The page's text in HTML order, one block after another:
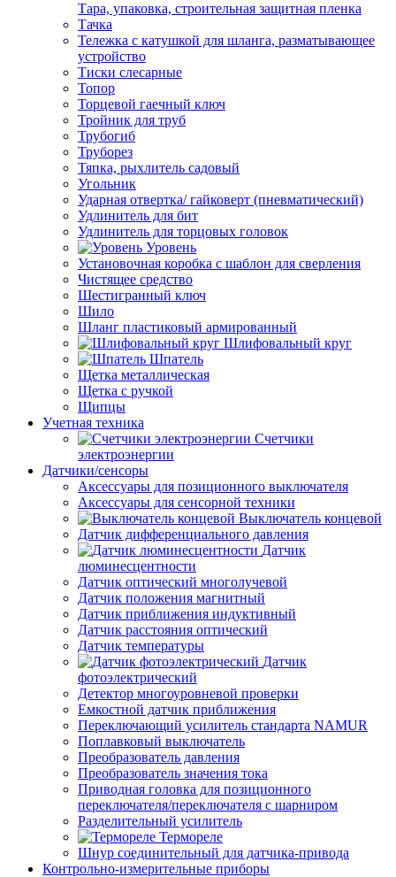
Тара, упаковка, строительная защитная пленка
Тачка
Тележка с катушкой для шланга, разматывающее
устройство
Тиски слесарные
Топор
Торцевой гаечный ключ
Тройник для труб
Трубогиб
Труборез
Тяпка, рыхлитель садовый
Угольник
Ударная отвертка/ гайковерт (пневматический)
Удлинитель для бит
Удлинитель для торцовых головок
Уровень
Установочная коробка с шаблон для сверления
Чистящее средство
Шестигранный ключ
Шило
Шланг пластиковый армированный
Шлифовальный круг
Шпатель
Щетка металлическая
Щетка с ручкой
Щипцы
Учетная техника
Счетчики
электроэнергии
Датчики/сенсоры
Аксессуары для позиционного выключателя
Аксессуары для сенсорной техники
Выключатель концевой
Датчик дифференциального давления
Датчик
люминесцентности
Датчик оптический многолучевой
Датчик положения магнитный
Датчик приближения индуктивный
Датчик расстояния оптический
Датчик температуры
Датчик
фотоэлектрический
Детектор многоуровневой проверки
Емкостной датчик приближения
Переключающий усилитель стандарта NAMUR
Поплавковый выключатель
Преобразователь давления
Преобразователь значения тока
Приводная головка для позиционного
переключателя/переключателя с шарниром
Разделительный усилитель
Термореле
Шнур соединительный для датчика-привода
Контрольно-измерительные приборы